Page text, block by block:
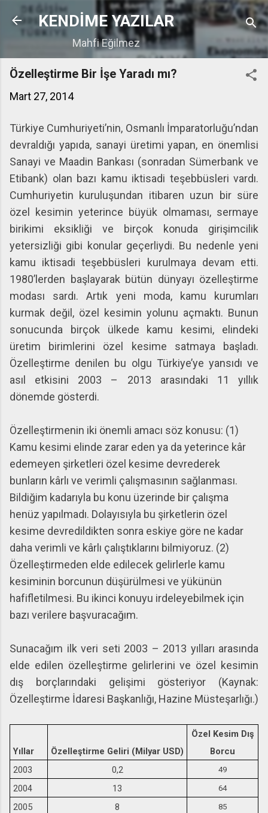
Ana içeriğe atla
KENDİME YAZILAR
Mahfi Eğilmez
Özelleştirme Bir İşe Yaradı mı?
Mart 27, 2014
Türkiye Cumhuriyeti’nin, Osmanlı İmparatorluğu’ndan
devraldığı yapıda, sanayi üretimi yapan, en önemlisi
Sanayi ve Maadin Bankası (sonradan Sümerbank ve
Etibank) olan bazı kamu iktisadi teşebbüsleri vardı.
Cumhuriyetin kuruluşundan itibaren uzun bir süre
özel kesimin yeterince büyük olmaması, sermaye
birikimi eksikliği ve birçok konuda girişimcilik
yetersizliği gibi konular geçerliydi. Bu nedenle yeni
kamu iktisadi teşebbüsleri kurulmaya devam etti.
1980’lerden başlayarak bütün dünyayı özelleştirme
modası sardı. Artık yeni moda, kamu kurumları
kurmak değil, özel kesimin yolunu açmaktı. Bunun
sonucunda birçok ülkede kamu kesimi, elindeki
üretim birimlerini özel kesime satmaya başladı.
Özelleştirme denilen bu olgu Türkiye’ye yansıdı ve
asıl etkisini 2003 – 2013 arasındaki 11 yıllık
dönemde gösterdi.
Özelleştirmenin iki önemli amacı söz konusu: (1)
Kamu kesimi elinde zarar eden ya da yeterince kâr
edemeyen şirketleri özel kesime devrederek
bunların kârlı ve verimli çalışmasının sağlanması.
Bildiğim kadarıyla bu konu üzerinde bir çalışma
henüz yapılmadı. Dolayısıyla bu şirketlerin özel
kesime devredildikten sonra eskiye göre ne kadar
daha verimli ve kârlı çalıştıklarını bilmiyoruz. (2)
Özelleştirmeden elde edilecek gelirlerle kamu
kesiminin borcunun düşürülmesi ve yükünün
hafifletilmesi. Bu ikinci konuyu irdeleyebilmek için
bazı verilere başvuracağım.
Sunacağım ilk veri seti 2003 – 2013 yılları arasında
elde edilen özelleştirme gelirlerini ve özel kesimin
dış borçlarındaki gelişimi gösteriyor (Kaynak:
Özelleştirme İdaresi Başkanlığı, Hazine Müsteşarlığı.)
Yıllar Özelleştirme Geliri (Milyar USD)
Özel Kesim Dış
Borcu
2003
0,2 49
2004 13 64
2005 8 85